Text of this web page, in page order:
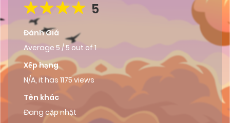
5
Đánh Giá
Average 5 /5 out of 1
Xếp hạng
N/A, it has 1175 views
Tên khác
Đang cập nhật